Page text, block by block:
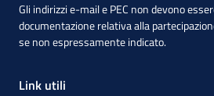
Gli indirizzi e-mail e PEC non devono
documentazione relativa alla
se non espressamente indicato.
Link utili